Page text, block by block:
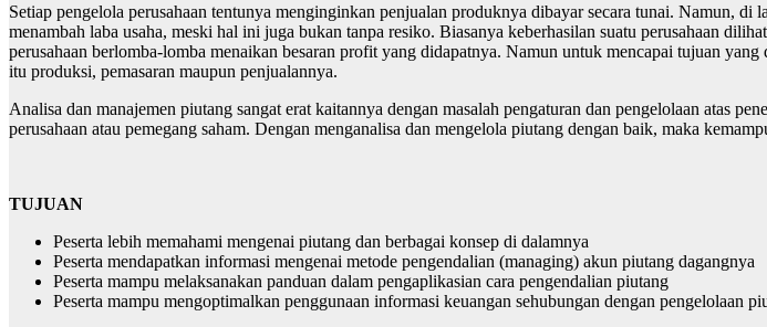
Setiap pengelola perusahaan tentunya menginginkan penjualan produknya dibayar secara tunai. Namun,
menambah laba usaha, meski hal ini juga bukan tanpa resiko. Biasanya keberhasilan suatu perusahaan
perusahaan berlomba-lomba menaikan besaran profit yang didapatnya. Namun untuk mencapai tujuan
itu produksi, pemasaran maupun penjualannya.
Analisa dan manajemen piutang sangat erat kaitannya dengan masalah pengaturan dan pengelolaan atas
perusahaan atau pemegang saham. Dengan menganalisa dan mengelola piutang dengan baik, maka
TUJUAN
Peserta lebih memahami mengenai piutang dan berbagai konsep di dalamnya
Peserta mendapatkan informasi mengenai metode pengendalian (managing) akun piutang dagangnya
Peserta mampu melaksanakan panduan dalam pengaplikasian cara pengendalian piutang
Peserta mampu mengoptimalkan penggunaan informasi keuangan sehubungan dengan pengelolaan